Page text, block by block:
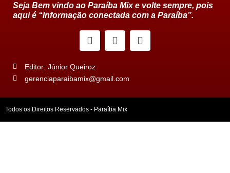
Seja Bem vindo ao Paraíba Mix e volte sempre, pois
aqui é “Informação conectada com a Paraíba”.
Editor: Júnior Queiroz
gerenciaparaibamix@gmail.com
Todos os Direitos Reservados - Paraíba Mix